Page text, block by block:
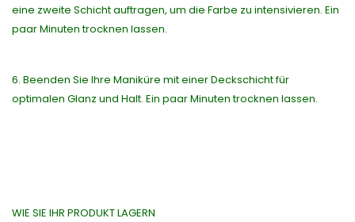
eine zweite Schicht auftragen, um die Farbe zu intensivieren. Ein
paar Minuten trocknen lassen.
6. Beenden Sie Ihre Maniküre mit einer Deckschicht für
optimalen Glanz und Halt. Ein paar Minuten trocknen lassen.
WIE SIE IHR PRODUKT LAGERN